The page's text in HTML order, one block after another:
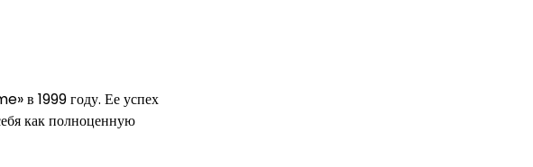
в 1999 году. Ее успех
как полноценную